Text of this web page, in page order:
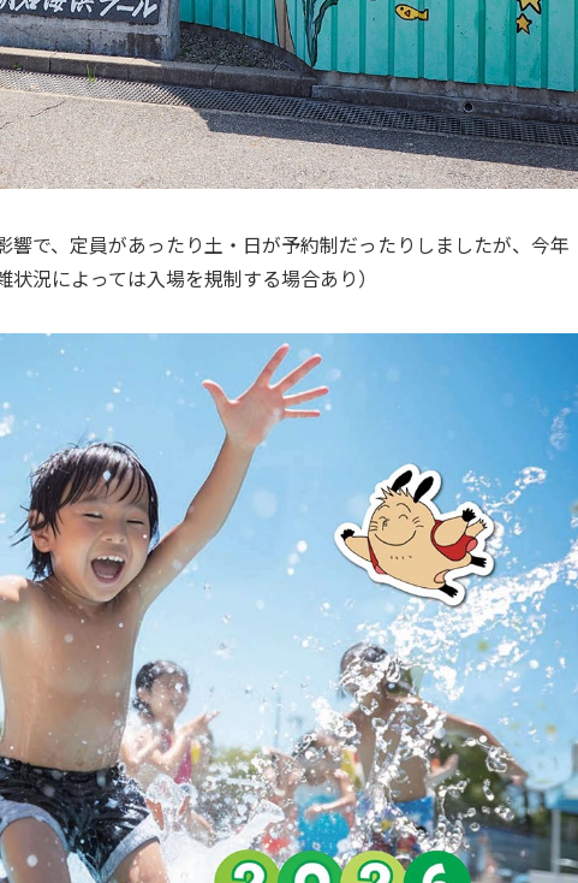
で、定員があったり土・日が予約制だったりしましたが、今年
況によっては入場を規制する場合あり）